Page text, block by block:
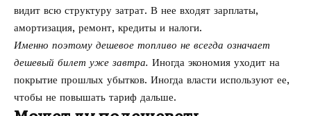
видит всю структуру затрат. В нее входят зарплаты,
амортизация, ремонт, кредиты и налоги.
Именно поэтому дешевое топливо не всегда означает
дешевый билет уже завтра. Иногда экономия уходит на
покрытие прошлых убытков. Иногда власти используют ее,
чтобы не повышать тариф дальше.